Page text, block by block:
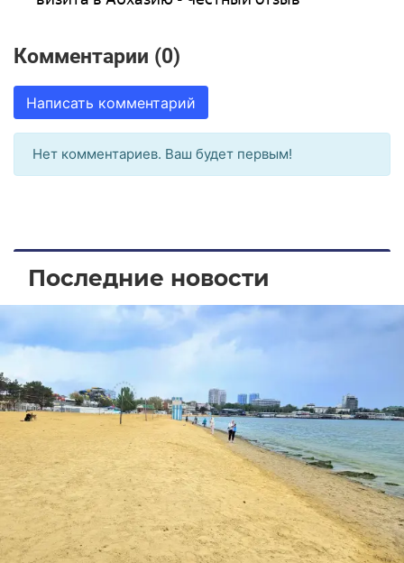
Комментарии (0)
Написать комментарий
Нет комментариев. Ваш будет первым!
Последние новости